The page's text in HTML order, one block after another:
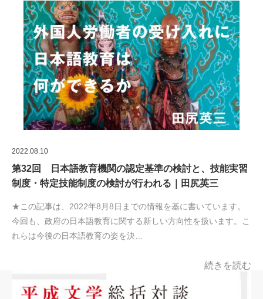
2022.08.10
第32回 日本語教育機関の認定基準の検討と、技能実習
制度・特定技能制度の検討が行われる｜田尻英三
★この記事は、2022年8月8日までの情報を基に書いています。
今回も、政府の日本語教育に関する新しい方向性を扱います。こ
れらは今後の日本語教育の姿を決…
続きを読む